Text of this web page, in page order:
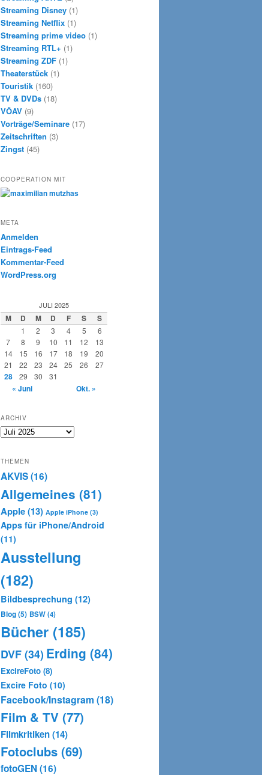
Streaming Disney (1)
Streaming Netflix (1)
Streaming prime video (1)
Streaming RTL+ (1)
Streaming ZDF (1)
Theaterstück (1)
Touristik (160)
TV & DVDs (18)
VÖAV (9)
Vorträge/Seminare (17)
Zeitschriften (3)
Zingst (45)
COOPERATION MIT
META
Anmelden
Eintrags-Feed
Kommentar-Feed
WordPress.org
JULI 2025
M D M D F S S
1 2 3 4 5
6
7
8 9 10 11 12
13
14
15 16 17 18 19
20
21
22 23 24 25 26 27
28 29 30 31
« Juni Okt. »
ARCHIV
Archiv
THEMEN
AKVIS(16)
Allgemeines (81)
Apple(13) Apple iPhone (3)
Apps für iPhone/Android
(11)
Ausstellung
(182)
Bildbesprechung (12)
Blog(5) BSW(4)
Bücher (185)
DVF (34) Erding (84)
ExcireFoto (8)
Excire Foto (10)
Facebook/Instagram (18)
Film & TV (77)
Filmkritiken(14)
Fotoclubs (69)
fotoGEN(16)